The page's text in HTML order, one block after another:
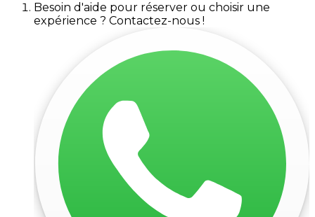
Besoin d'aide pour réserver ou choisir une
expérience ? Contactez-nous !